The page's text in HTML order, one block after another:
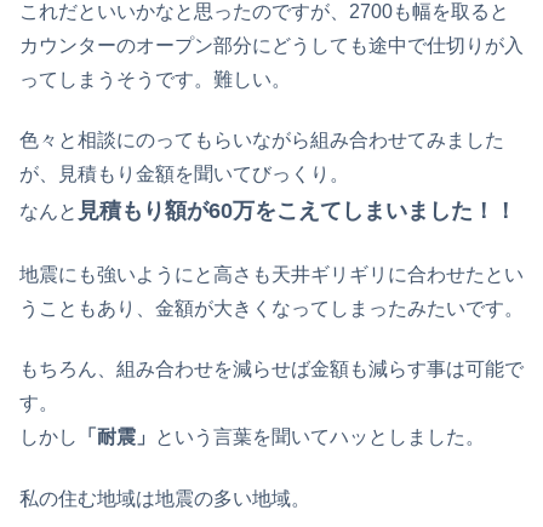
これだといいかなと思ったのですが、2700も幅を取ると
カウンターのオープン部分にどうしても途中で仕切りが入
ってしまうそうです。難しい。
色々と相談にのってもらいながら組み合わせてみました
が、見積もり金額を聞いてびっくり。
なんと 見積もり額が60万をこえてしまいました！！
地震にも強いようにと高さも天井ギリギリに合わせたとい
うこともあり、金額が大きくなってしまったみたいです。
もちろん、組み合わせを減らせば金額も減らす事は可能で
す。
しかし
「耐震」 という言葉を聞いてハッとしました。
私の住む地域は地震の多い地域。